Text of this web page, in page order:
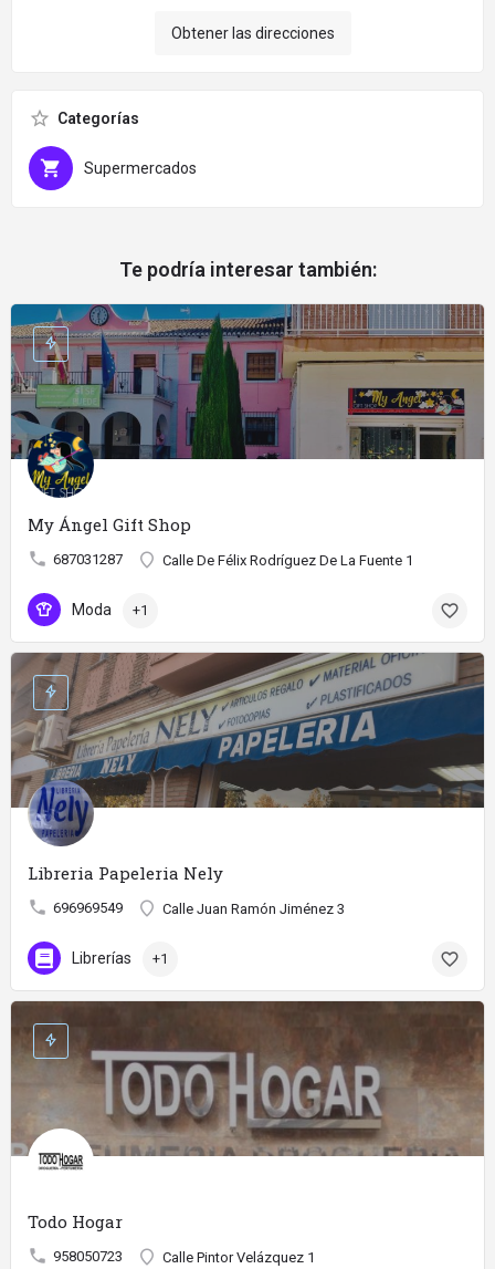
Obtener las direcciones
Categorías
Supermercados
Te podría interesar también:
My Ángel Gift Shop
687031287 Calle De Félix Rodríguez De La Fuente 1
Moda +1
Libreria Papeleria Nely
696969549 Calle Juan Ramón Jiménez 3
Librerías +1
Todo Hogar
958050723 Calle Pintor Velázquez 1